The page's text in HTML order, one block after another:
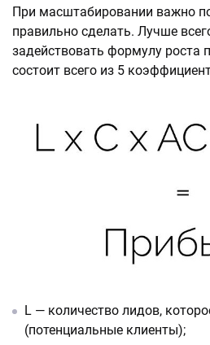
При масштабировании важно
правильно сделать. Лучше
задействовать формулу роста
состоит всего из 5
L — количество лидов,
(потенциальные клиенты);